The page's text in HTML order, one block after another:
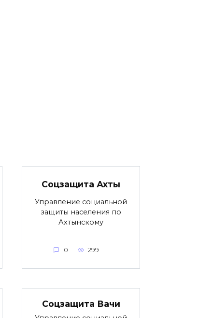
Соцзащита Ахты
Управление социальной
защиты населения по
Ахтынскому
0 299
Соцзащита Вачи